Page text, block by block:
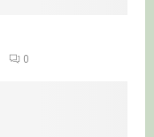
0